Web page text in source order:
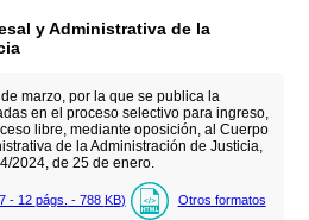
y Administrativa de la
marzo, por la que se publica la
en el proceso selectivo para ingreso,
libre, mediante oposición, al Cuerpo
de la Administración de Justicia,
2024, de 25 de enero.
- 12 págs. - 788 KB) Otros formatos